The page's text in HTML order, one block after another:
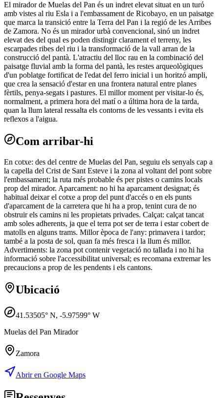
El mirador de Muelas del Pan és un indret elevat situat en un turó
amb vistes al riu Esla i a l'embassament de Ricobayo, en un paisatge
que marca la transició entre la Terra del Pan i la regió de les Arribes
de Zamora. No és un mirador urbà convencional, sinó un indret
elevat des del qual es poden distingir clarament el terreny, les
escarpades ribes del riu i la transformació de la vall arran de la
construcció del pantà. L'atractiu del lloc rau en la combinació del
paisatge fluvial amb la forma del pantà, les restes arqueològiques
d'un poblatge fortificat de l'edat del ferro inicial i un horitzó ampli,
que crea la sensació d'estar en una frontera natural entre planes
fèrtils, penya-segats i pastures. El millor moment per visitar-lo és,
normalment, a primera hora del matí o a última hora de la tarda,
quan la llum lateral ressalta els contorns de les vessants i evita els
reflexos a l'aigua.
Com arribar-hi
En cotxe: des del centre de Muelas del Pan, seguiu els senyals cap a
la capella del Crist de Sant Esteve i la zona al voltant del pont sobre
l'embassament; la ruta més probable és per pistes o camins locals
prop del mirador. Aparcament: no hi ha aparcament designat; és
habitual deixar el cotxe a prop del punt d'accés o en els punts
d'aparcament de la carretera que hi ha a prop, tenint cura de no
obstruir els camins ni les propietats privades. Calçat: calçat tancat
amb soles adherents, ja que el terra pot ser de terra i estar cobert de
matolls en alguns trams. Millor època de l'any: primavera i tardor;
també a la posta de sol, quan fa més fresca i la llum és millor.
Advertiments: la zona pot contenir vegetació no tallada i no hi ha
informació sobre l'accessibilitat universal; es recomana extremar les
precaucions a prop de les pendents i els cantons.
Ubicació
41.53505° N, -5.97599° W
Muelas del Pan Mirador
Zamora
Abrir en Google Maps